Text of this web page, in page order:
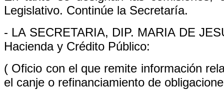
Legislativo. Continúe la Secretaría.
- LA SECRETARIA, DIP. MARIA DE
Hacienda y Crédito Público:
( Oficio con el que remite información
el canje o refinanciamiento de